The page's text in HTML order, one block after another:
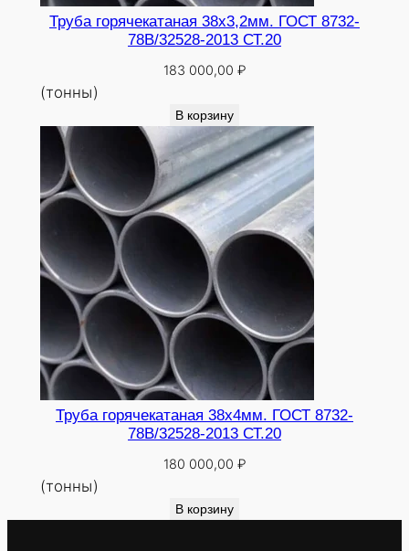
Труба горячекатаная 38х3,2мм. ГОСТ 8732-
78В/32528-2013 СТ.20
183 000,00 ₽
(тонны)
В корзину
Труба горячекатаная 38х4мм. ГОСТ 8732-
78В/32528-2013 СТ.20
180 000,00 ₽
(тонны)
В корзину